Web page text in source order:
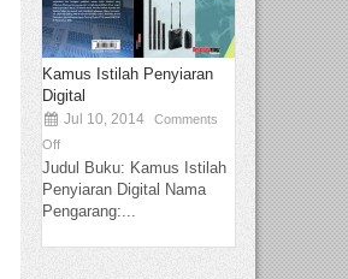
Kamus Istilah Penyiaran
Digital
Jul 10, 2014
Comments
Off
Judul Buku: Kamus Istilah
Penyiaran Digital Nama
Pengarang:...